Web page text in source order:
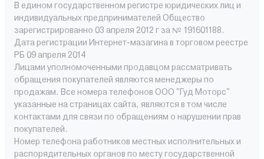
В едином государственном регистре юридических лиц и
индивидуальных предпринимателей Общество
зарегистрированно 03 апреля 2012 г за № 191601188.
Дата регистрации Интернет-мазагина в торговом реестре
РБ 09 апреля 2014
Лицами уполномоченными продавцом рассматривать
обращения покупателей являются менеджеры по
продажам. Все номера телефонов ООО "Гуд Моторс"
указанные на страницах сайта, являются в том числе
контактами для связи по обращениям о нарушении прав
покупателей.
Номер телефона работников местных исполнительных и
распорядительных органов по месту государственной